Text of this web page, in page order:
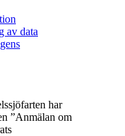
av data
har
”Anmälan om